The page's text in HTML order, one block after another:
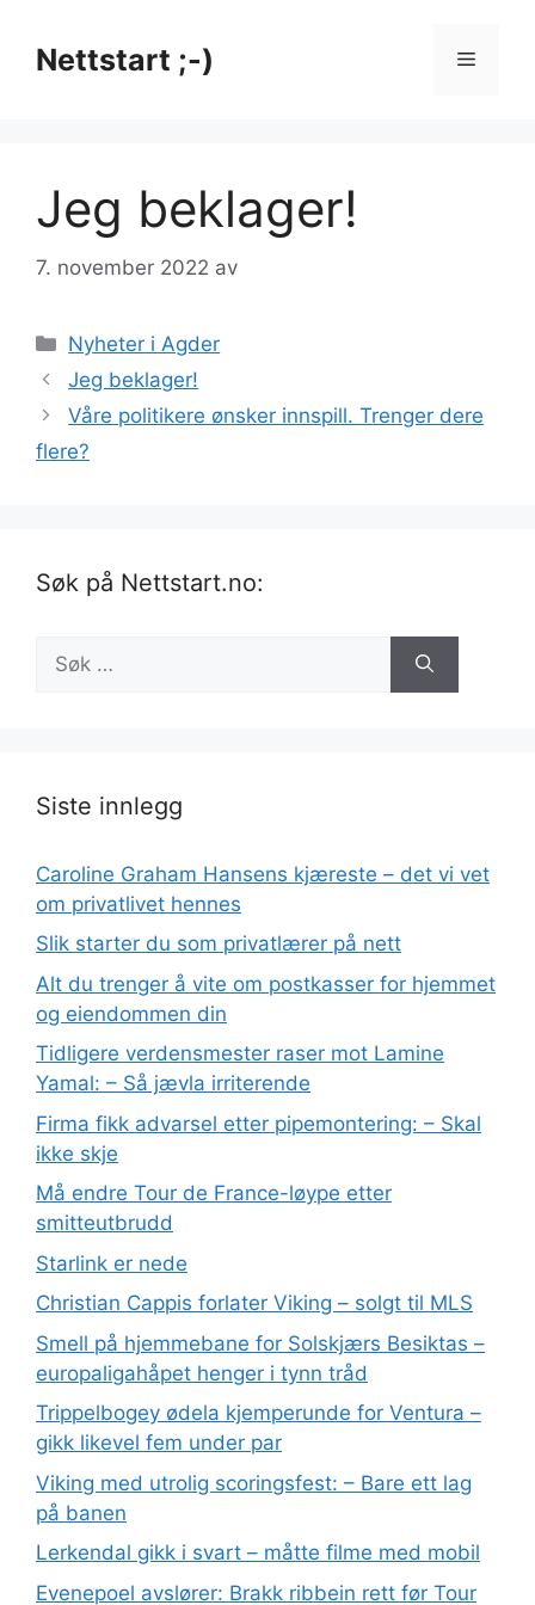
innholdNettstart ;-) Meny
Jeg beklager!
7. november 2022 av
Kategorier
Nyheter i Agder
Jeg beklager!
Våre politikere ønsker innspill. Trenger dere
flere?
Søk på Nettstart.no:
etter:
Siste innlegg
Caroline Graham Hansens kjæreste – det vi vet
om privatlivet hennes
Slik starter du som privatlærer på nett
Alt du trenger å vite om postkasser for hjemmet
og eiendommen din
Tidligere verdensmester raser mot Lamine
Yamal: – Så jævla irriterende
Firma fikk advarsel etter pipemontering: – Skal
ikke skje
Må endre Tour de France-løype etter
smitteutbrudd
Starlink er nede
Christian Cappis forlater Viking – solgt til MLS
Smell på hjemmebane for Solskjærs Besiktas –
europaligahåpet henger i tynn tråd
Trippelbogey ødela kjemperunde for Ventura –
gikk likevel fem under par
Viking med utrolig scoringsfest: – Bare ett lag
på banen
Lerkendal gikk i svart – måtte filme med mobil
Evenepoel avslører: Brakk ribbein rett før Tour